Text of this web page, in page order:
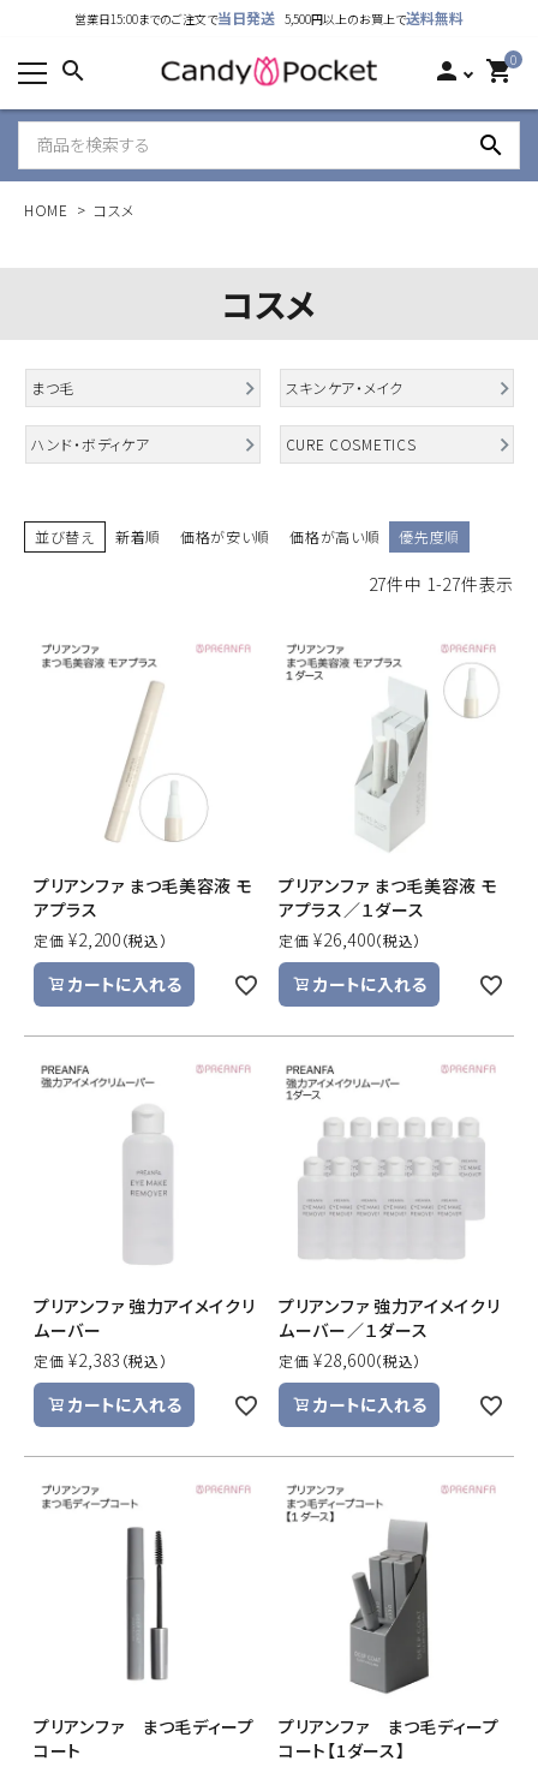
営業日15:00までのご注文で当日発送 5,500円以上のお買上で送料無料
search person 0
shopping_cart
search
HOME コスメ
カテゴリーから探す
ランキング
新着商品
ご利用ガイド
特定商取引法表示について
個人情報取り扱いについて
お問い合わせ
公式LINE
Instagram
新規会員登録
コスメ
まつ毛 スキンケア・メイク
ハンド・ボディケア CURE COSMETICS
並び替え 新着順 価格が安い順 価格が高い順 優先度順
27件中 1-27件表示
プリアンファ まつ毛美容液 モ
アプラス
定価 ¥2,200
カートに入れる
プリアンファ まつ毛美容液 モ
アプラス／１ダース
定価 ¥26,400
カートに入れる
プリアンファ 強力アイメイクリ
ムーバー
定価 ¥2,383
カートに入れる
プリアンファ 強力アイメイクリ
ムーバー／１ダース
定価 ¥28,600
カートに入れる
プリアンファ まつ毛ディープ
コート
プリアンファ まつ毛ディープ
コート【1ダース】